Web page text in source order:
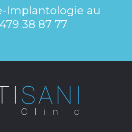
Implantologie au
38 87 77